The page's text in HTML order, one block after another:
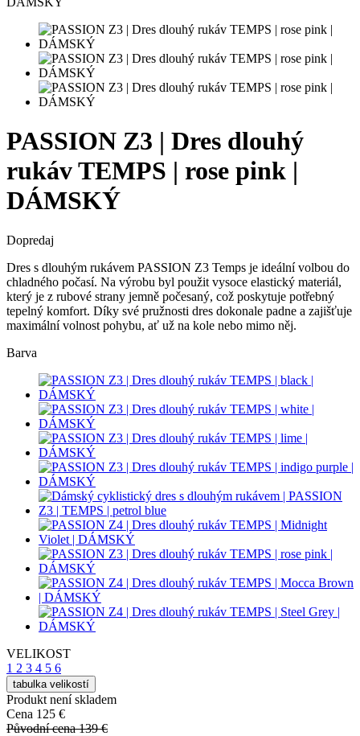
PASSION Z3 | Dres dlouhý
rukáv TEMPS | rose pink |
DÁMSKÝ
Dopredaj
Dres s dlouhým rukávem PASSION Z3 Temps je ideální volbou do
chladného počasí. Na výrobu byl použit vysoce elastický materiál,
který je z rubové strany jemně počesaný, což poskytuje potřebný
tepelný komfort. Díky své pružnosti dres dokonale padne a zajišťuje
maximální volnost pohybu, ať už na kole nebo mimo něj.
Barva
VELIKOST
1 2 3 4 5 6
tabulka velikostí
Produkt není skladem
Cena 125 €
Původní cena139 €